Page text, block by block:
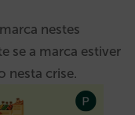
nestes
se a marca estiver
nesta crise.